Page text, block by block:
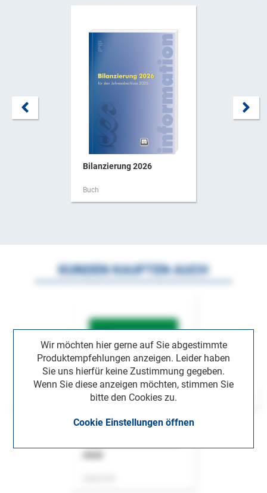
Bilanzierung 2026
Buch
Wir möchten hier gerne auf Sie abgestimmte
Produktempfehlungen anzeigen. Leider haben
Sie uns hierfür keine Zustimmung gegeben.
Wenn Sie diese anzeigen möchten, stimmen Sie
bitte den Cookies zu.
Cookie Einstellungen öffnen
KUNDEN KAUFTEN AUCH